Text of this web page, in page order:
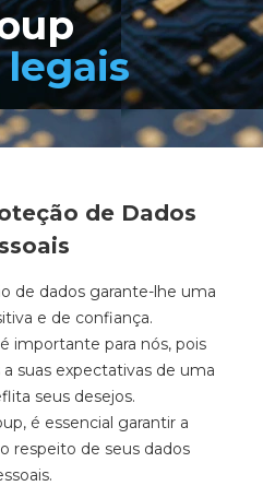
de Dados
de dados garante-lhe uma
e de confiança.
importante para nós, pois
suas expectativas de uma
seus desejos.
é essencial garantir a
respeito de seus dados